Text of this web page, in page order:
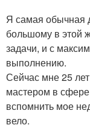
Я самая обычная
большому в этой
задачи, и с
выполнению.
Сейчас мне 25
мастером в сфере
вспомнить мое
вело.